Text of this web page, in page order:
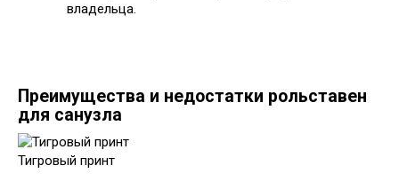
владельца.
Преимущества и недостатки рольставен
для санузла
Тигровый принт